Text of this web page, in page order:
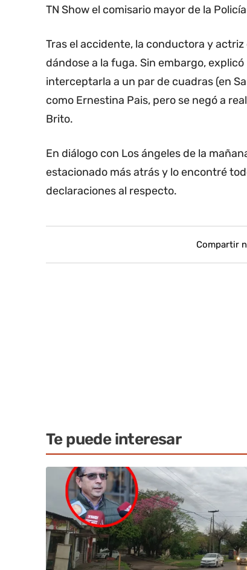
TN Show el comisario mayor de la
Tras el accidente, la conductora y
dándose a la fuga. Sin embargo,
interceptarla a un par de cuadras (en
como Ernestina Pais, pero se negó a
Brito.
En diálogo con Los ángeles de la
estacionado más atrás y lo encontré
declaraciones al respecto.
Compartir
Te puede interesar